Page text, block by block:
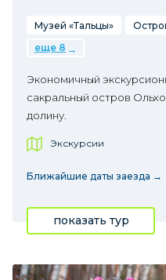
Музей «Тальцы»
еще 8
Экономичный
сакральный остров
долину.
Экскурсии
Ближайшие даты заезда →
показать тур